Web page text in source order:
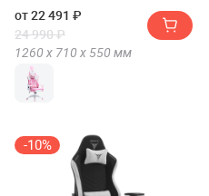
игровое ZONE 51 BUNNY)
от 22 491 ₽
24 990 ₽
1260 х 710 х 550 мм
-10%